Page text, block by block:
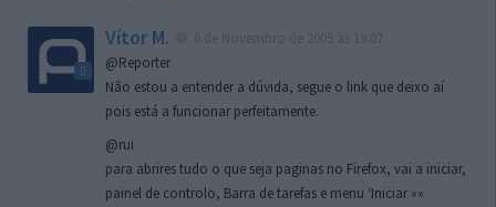
Vítor M.
@Reporter
Não estou a entender a dúvida, segue o link que deixo aí
pois está a funcionar perfeitamente.
@rui
para abrires tudo o que seja paginas no Firefox, vai a iniciar,
painel de controlo, Barra de tarefas e menu ‘Iniciar »»